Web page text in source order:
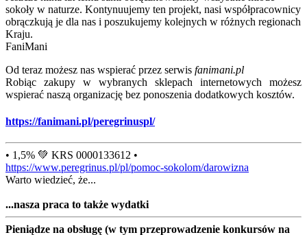
sokoły w naturze. Kontynuujemy ten projekt, nasi współpracownicy
obrączkują je dla nas i poszukujemy kolejnych w różnych regionach
Kraju.
FaniMani
Od teraz możesz nas wspierać przez serwis fanimani.pl
Robiąc zakupy w wybranych sklepach internetowych możesz
wspierać naszą organizację bez ponoszenia dodatkowych kosztów.
https://fanimani.pl/peregrinuspl/
• 1,5% 💚 KRS 0000133612 •
https://www.peregrinus.pl/pl/pomoc-sokolom/darowizna
Warto wiedzieć, że...
...nasza praca to także wydatki
Pieniądze na obsługę (w tym przeprowadzenie konkursów na